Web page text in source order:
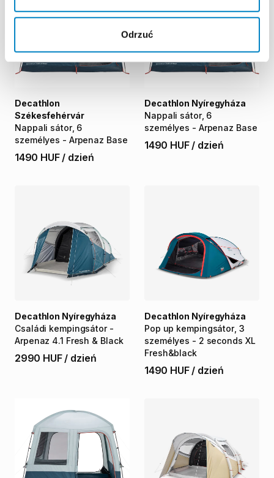
Odrzuć
Nappali sátor​,​ 6
személyes - Arpenaz Base
Decathlon
Székesfehérvár
1490 HUF / dzień
Nappali sátor​,​ 6
személyes - Arpenaz Base
Decathlon Nyíregyháza
1490 HUF / dzień
Családi kempingsátor -
Arpenaz 4.1 Fresh & Black
Decathlon Nyíregyháza
2990 HUF / dzień
Pop up kempingsátor​,​ 3
személyes - 2 seconds XL
Fresh&black
Decathlon Nyíregyháza
1490 HUF / dzień